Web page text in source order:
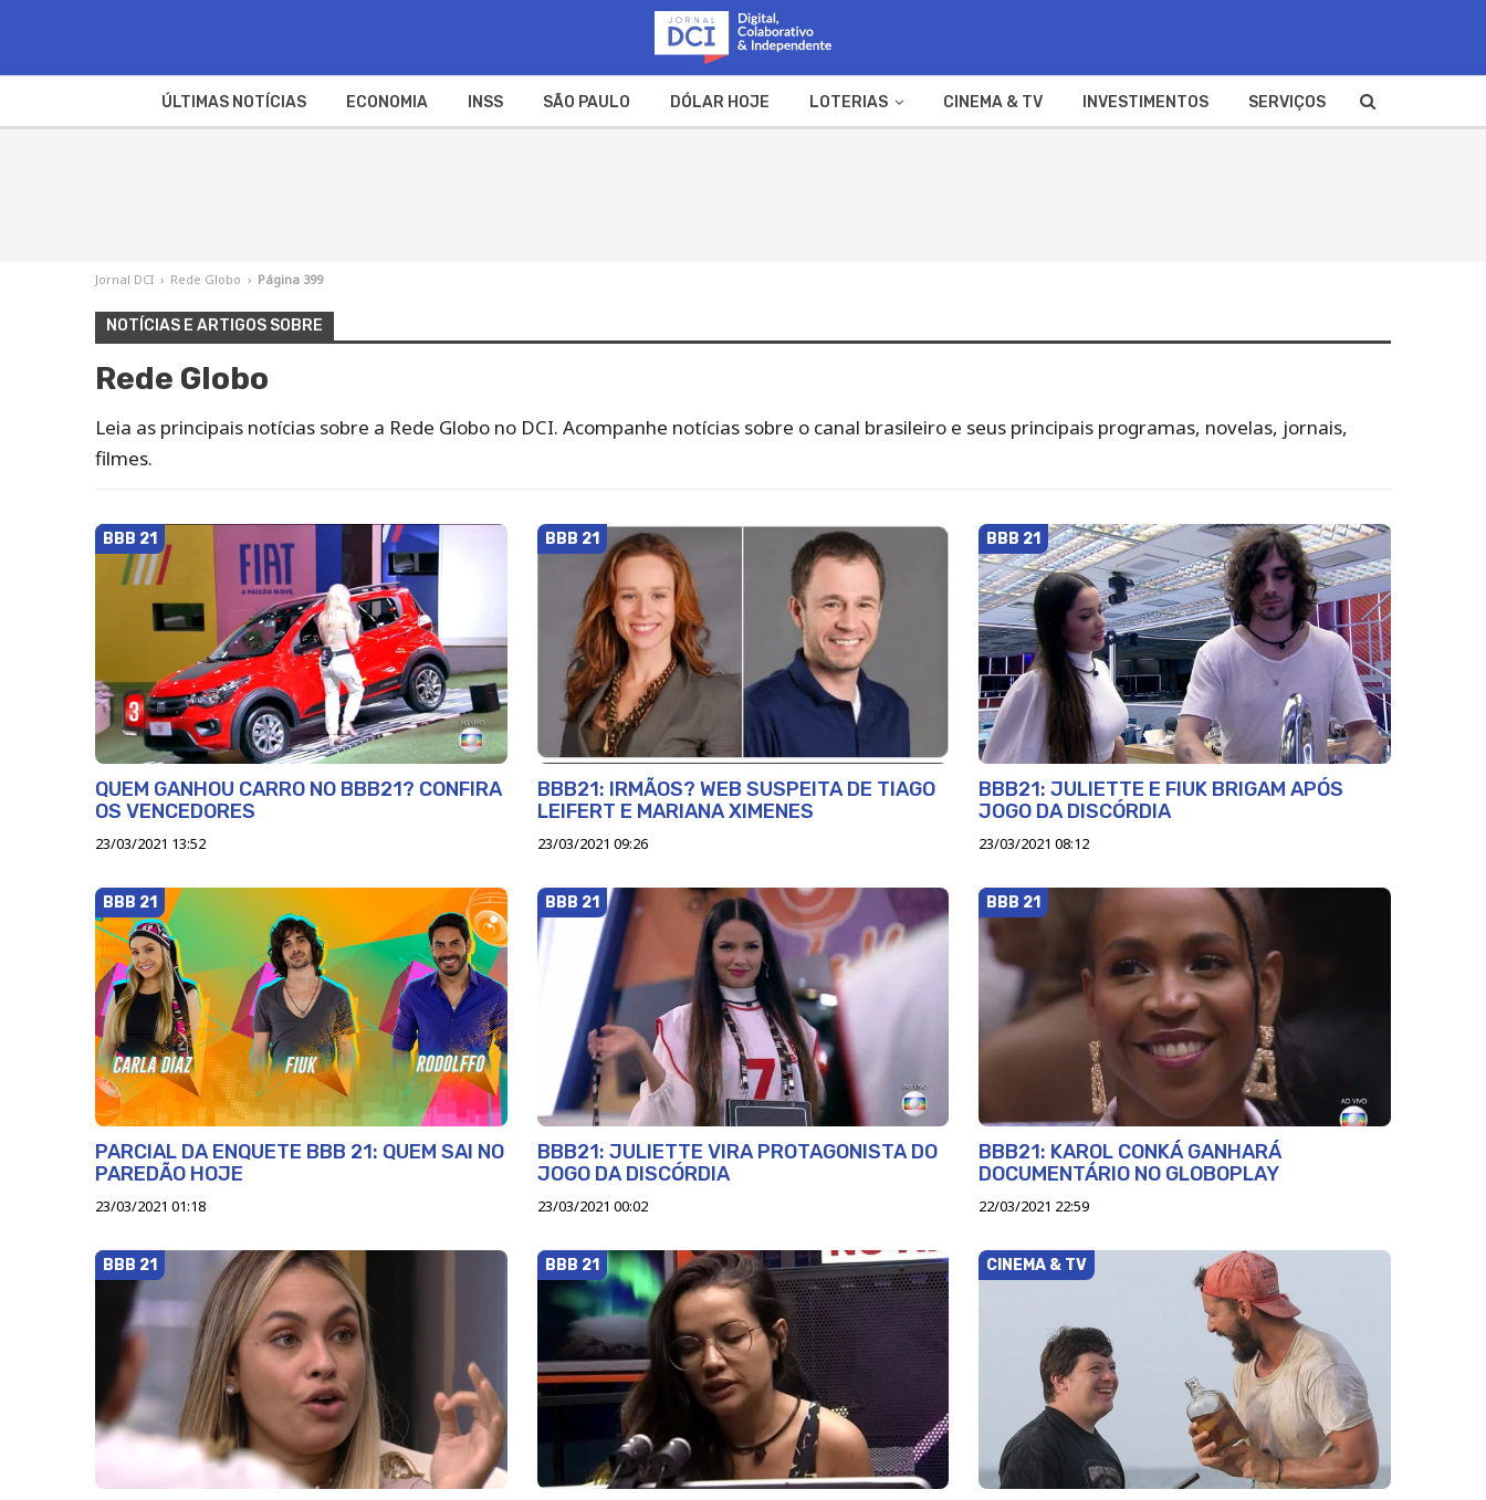
ÚLTIMAS NOTÍCIAS ECONOMIA INSS SÃO PAULO DÓLAR HOJE LOTERIAS CINEMA & TV INVESTIMENTOS SERVIÇOS
Jornal DCI › Rede Globo › Página 399
NOTÍCIAS E ARTIGOS SOBRE
Rede Globo
Leia as principais notícias sobre a Rede Globo no DCI. Acompanhe notícias sobre o canal brasileiro e seus principais programas, novelas, jornais,
filmes.
BBB 21
QUEM GANHOU CARRO NO BBB21? CONFIRA
OS VENCEDORES
23/03/2021 13:52
BBB 21
BBB21: IRMÃOS? WEB SUSPEITA DE TIAGO
LEIFERT E MARIANA XIMENES
23/03/2021 09:26
BBB 21
BBB21: JULIETTE E FIUK BRIGAM APÓS
JOGO DA DISCÓRDIA
23/03/2021 08:12
BBB 21
PARCIAL DA ENQUETE BBB 21: QUEM SAI NO
PAREDÃO HOJE
23/03/2021 01:18
BBB 21
BBB21: JULIETTE VIRA PROTAGONISTA DO
JOGO DA DISCÓRDIA
23/03/2021 00:02
BBB 21
BBB21: KAROL CONKÁ GANHARÁ
DOCUMENTÁRIO NO GLOBOPLAY
22/03/2021 22:59
BBB 21 BBB 21 CINEMA & TV